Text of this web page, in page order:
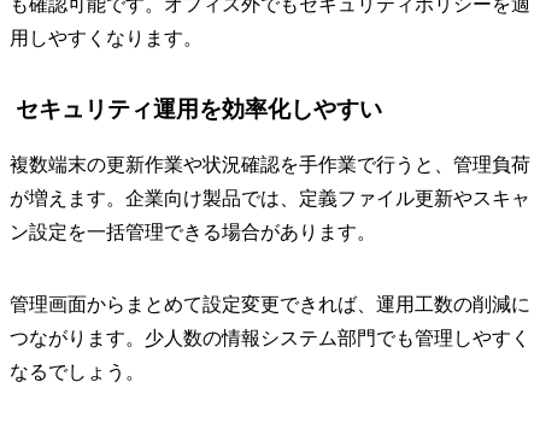
も確認可能です。オフィス外でもセキュリティポリシーを適
用しやすくなります。
セキュリティ運用を効率化しやすい
複数端末の更新作業や状況確認を手作業で行うと、管理負荷
が増えます。企業向け製品では、定義ファイル更新やスキャ
ン設定を一括管理できる場合があります。
管理画面からまとめて設定変更できれば、運用工数の削減に
つながります。少人数の情報システム部門でも管理しやすく
なるでしょう。